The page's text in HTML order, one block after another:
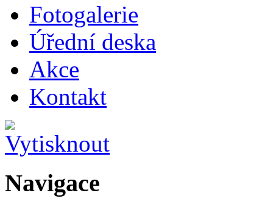
Fotogalerie
Úřední deska
Akce
Kontakt
Navigace